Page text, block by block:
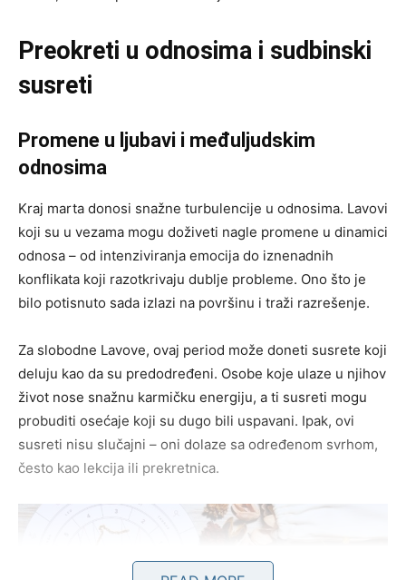
Preokreti u odnosima i sudbinski
susreti
Promene u ljubavi i međuljudskim
odnosima
Kraj marta donosi snažne turbulencije u odnosima. Lavovi
koji su u vezama mogu doživeti nagle promene u dinamici
odnosa – od intenziviranja emocija do iznenadnih
konflikata koji razotkrivaju dublje probleme. Ono što je
bilo potisnuto sada izlazi na površinu i traži razrešenje.
Za slobodne Lavove, ovaj period može doneti susrete koji
deluju kao da su predodređeni. Osobe koje ulaze u njihov
život nose snažnu karmičku energiju, a ti susreti mogu
probuditi osećaje koji su dugo bili uspavani. Ipak, ovi
susreti nisu slučajni – oni dolaze sa određenom svrhom,
često kao lekcija ili prekretnica.